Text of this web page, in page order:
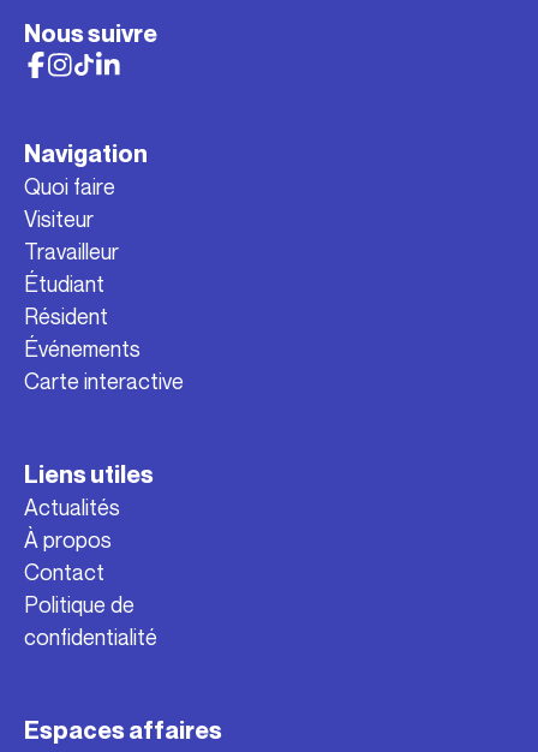
Nous suivre
Navigation
Quoi faire
Visiteur
Travailleur
Étudiant
Résident
Événements
Carte interactive
Liens utiles
Actualités
À propos
Contact
Politique de
confidentialité
Espaces affaires